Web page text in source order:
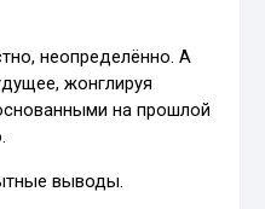
неопределённо. А
жонглируя
на прошлой
выводы.